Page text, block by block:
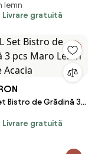
polipropilenă
lemn
Livrare gratuită
Bistro de Grădină 3
Solid de Acacia
Livrare gratuită